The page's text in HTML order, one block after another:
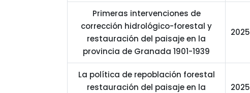
Primeras intervenciones de
corrección hidrológico-forestal y
restauración del paisaje en la
provincia de Granada 1901-1939
2025
La política de repoblación forestal
restauración del paisaje en la
2025